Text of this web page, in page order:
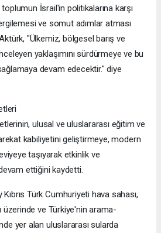
toplumun İsrail'in politikalarına karşı
ve somut adımlar atması
"Ülkemiz, bölgesel barış ve
yaklaşımını sürdürmeye ve bu
devam edecektir." diye
ulusal ve uluslararası eğitim ve
kabiliyetini geliştirmeye, modern
taşıyarak etkinlik ve
devam ettiğini kaydetti.
Türk Cumhuriyeti hava sahası,
üzerinde ve Türkiye'nin arama-
yer alan uluslararası sularda